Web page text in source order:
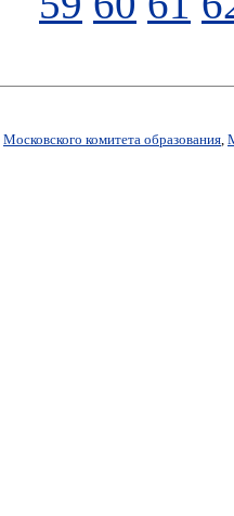
Московского комитета образования,